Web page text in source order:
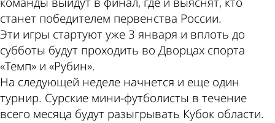
станет победителем первенства России.
Эти игры стартуют уже 3 января и вплоть до
субботы будут проходить во Дворцах спорта
«Темп» и «Рубин».
На следующей неделе начнется и еще один
турнир. Сурские мини-футболисты в течение
всего месяца будут разыгрывать Кубок области.